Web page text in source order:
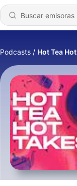
Podcasts Hot Tea